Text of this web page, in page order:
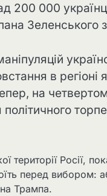
200 000
Зеленського
в регіоні
на
території Росії,
перед вибором:
Трампа.